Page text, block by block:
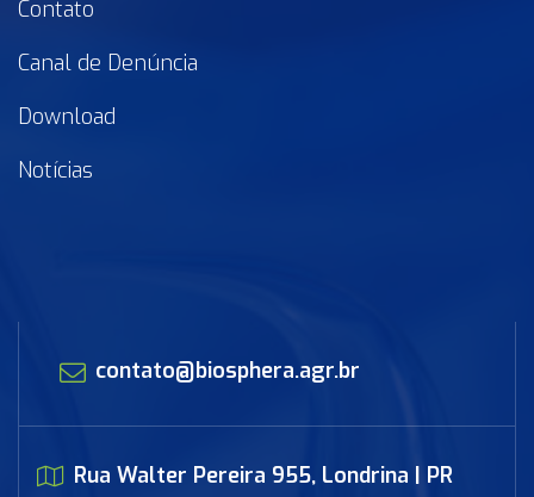
Contato
Canal de Denúncia
Download
Notícias
contato@biosphera.agr.br
Rua Walter Pereira 955, Londrina | PR